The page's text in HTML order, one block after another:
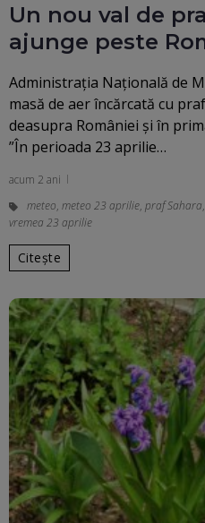
Un nou val de
ajunge peste
Administraţia Naţională de
masă de aer încărcată cu
deasupra României şi în
”În perioada 23 aprilie…
acum 2 ani
meteo, meteo 23 aprilie, praf Sahara,
vremea 23 aprilie
Citește